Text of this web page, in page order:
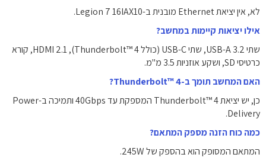
לא, אין יציאת Ethernet מובנית ב-Legion 7 16IAX10.
אילו יציאות קיימות במחשב?
שתי USB-A 3.2, שתי USB-C (כולל Thunderbolt™ 4), HDMI 2.1, קורא
כרטיסי SD, ושקע אוזניות 3.5 מ"מ.
האם המחשב תומך ב-Thunderbolt™ 4?
כן, יש יציאת Thunderbolt™ 4 המספקת עד 40Gbps ותמיכה ב-Power
Delivery.
כמה כוח הזנה מספק המתאם?
המתאם המסופק הוא בהספק של 245W.